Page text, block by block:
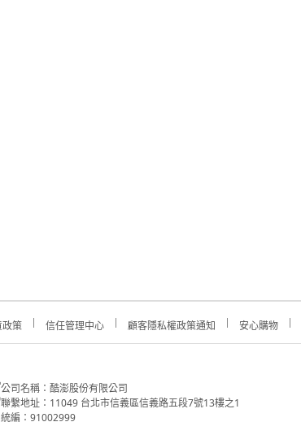
策 信任管理中心 顧客隱私權政策通知 安心購物
公司名稱：酷澎股份有限公司
聯繫地址：11049 台北市信義區信義路五段7號13樓之1
統編：91002999